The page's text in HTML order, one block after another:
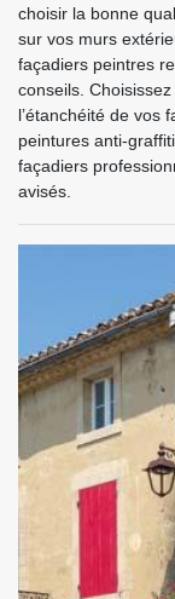
choisir la bonne
sur vos murs
façadiers peintres
conseils.
l’étanchéité de vos
peintures anti-
façadiers
avisés.